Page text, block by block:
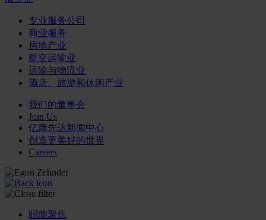
专业服务公司
商业服务
房地产业
航空运输业
运输与物流业
酒店、旅游和休闲产业
我们的董事会
Join Us
亿康先达新闻中心
创造更美好的世界
Careers
职能聚焦